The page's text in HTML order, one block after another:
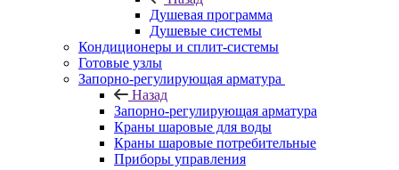
Душевая программа
Душевые системы
Кондиционеры и сплит-системы
Готовые узлы
Запорно-регулирующая арматура
Назад
Запорно-регулирующая арматура
Краны шаровые для воды
Краны шаровые потребительные
Приборы управления